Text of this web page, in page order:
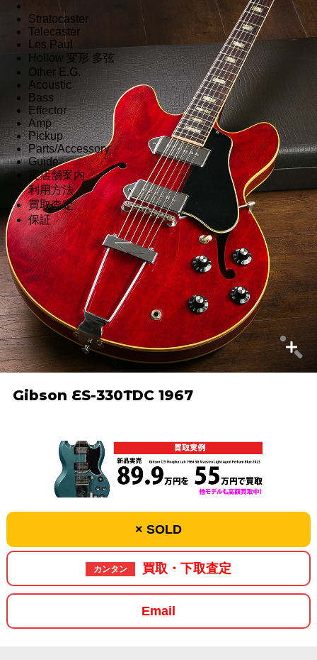
Stratocaster
Telecaster
Les Paul
Hollow 変形 多弦
Other E.G.
Acoustic
Bass
Effector
Amp
Pickup
Parts/Accessory
Guide
実店舗案内
利用方法
買取査定
保証
Gibson ES-330TDC 1967
× SOLD
カンタン 買取・下取査定
Email